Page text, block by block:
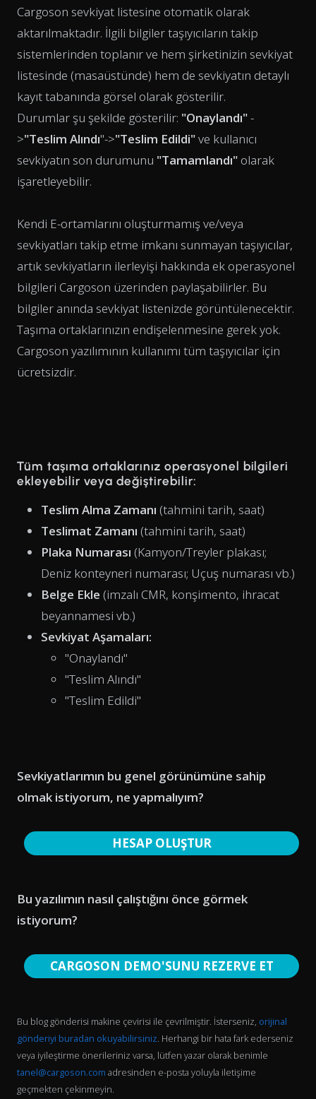
Cargoson sevkiyat listesine otomatik olarak
aktarılmaktadır. İlgili bilgiler taşıyıcıların takip
sistemlerinden toplanır ve hem şirketinizin sevkiyat
listesinde (masaüstünde) hem de sevkiyatın detaylı
kayıt tabanında görsel olarak gösterilir.
Durumlar şu şekilde gösterilir: "Onaylandı"-
>"Teslim Alındı"->"Teslim Edildi"ve kullanıcı
sevkiyatın son durumunu "Tamamlandı" olarak
işaretleyebilir.
Kendi E-ortamlarını oluşturmamış ve/veya
sevkiyatları takip etme imkanı sunmayan taşıyıcılar,
artık sevkiyatların ilerleyişi hakkında ek operasyonel
bilgileri Cargoson üzerinden paylaşabilirler. Bu
bilgiler anında sevkiyat listenizde görüntülenecektir.
Taşıma ortaklarınızın endişelenmesine gerek yok.
Cargoson yazılımının kullanımı tüm taşıyıcılar için
ücretsizdir.
Tüm taşıma ortaklarınız operasyonel bilgileri
ekleyebilir veya değiştirebilir:
Teslim Alma Zamanı (tahmini tarih, saat)
Teslimat Zamanı (tahmini tarih, saat)
Plaka Numarası (Kamyon/Treyler plakası;
Deniz konteyneri numarası; Uçuş numarası vb.)
Belge Ekle (imzalı CMR, konşimento, ihracat
beyannamesi vb.)
Sevkiyat Aşamaları:
"Onaylandı"
"Teslim Alındı"
"Teslim Edildi"
Sevkiyatlarımın bu genel görünümüne sahip
olmak istiyorum, ne yapmalıyım?
HESAP OLUŞTUR
Bu yazılımın nasıl çalıştığını önce görmek
istiyorum?
CARGOSON DEMO'SUNU REZERVE ET
Bu blog gönderisi makine çevirisi ile çevrilmiştir. İsterseniz, orijinal
gönderiyi buradan okuyabilirsiniz. Herhangi bir hata fark ederseniz
veya iyileştirme önerileriniz varsa, lütfen yazar olarak benimle
tanel@cargoson.com adresinden e-posta yoluyla iletişime
geçmekten çekinmeyin.